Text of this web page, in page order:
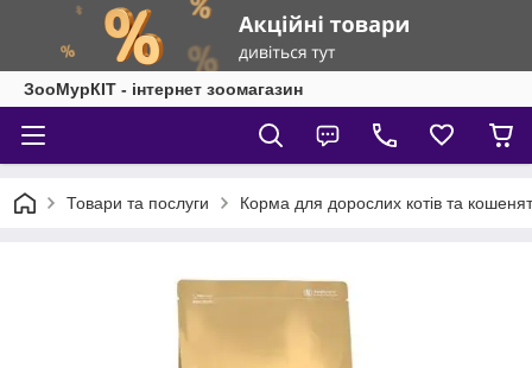
ЗооМурКІТ - інтернет зоомагазин
Товари та послуги Корма для дорослих котів та кошенят